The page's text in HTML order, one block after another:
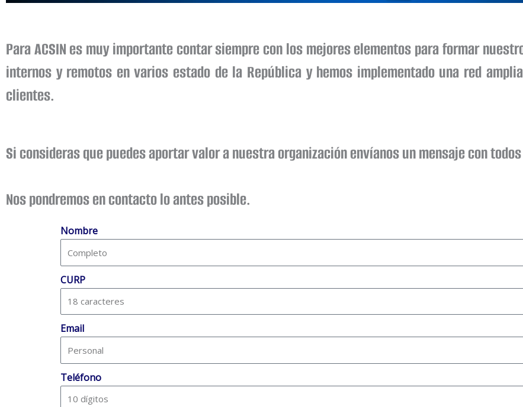
Para ACSIN es muy importante contar siempre con los mejores elementos para formar
internos y remotos en varios estado de la República y hemos implementado una red
clientes.
Si consideras que puedes aportar valor a nuestra organización envíanos un mensaje con
Nos pondremos en contacto lo antes posible.
Nombre
CURP
Email
Teléfono